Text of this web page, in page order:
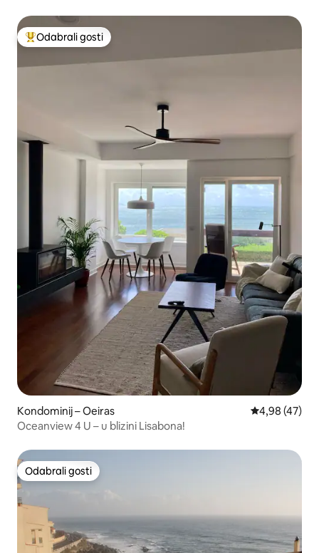
Među najviše rangiranima s oznakom „Odabrali gosti”
Odabrali gosti
Kondominij – Oeiras Prosječna
4,98 (47)
Oceanview 4 U – u blizini Lisabona!
Odabrali gosti
Odabrali gosti